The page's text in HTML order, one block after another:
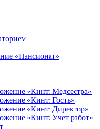
«Пансионат»
«Кинт: Медсестра»
«Кинт: Гость»
«Кинт: Директор»
«Кинт: Учет работ»